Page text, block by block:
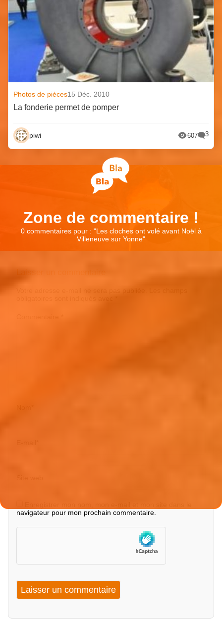
Photos de pièces15 Déc. 2010
La fonderie permet de pomper
piwi 607 3
Zone de commentaire !
0 commentaires pour : "Les cloches ont volé avant Noël à
Villeneuve sur Yonne"
Laisser un commentaire
Votre adresse e-mail ne sera pas publiée.
navigateur pour mon prochain commentaire.